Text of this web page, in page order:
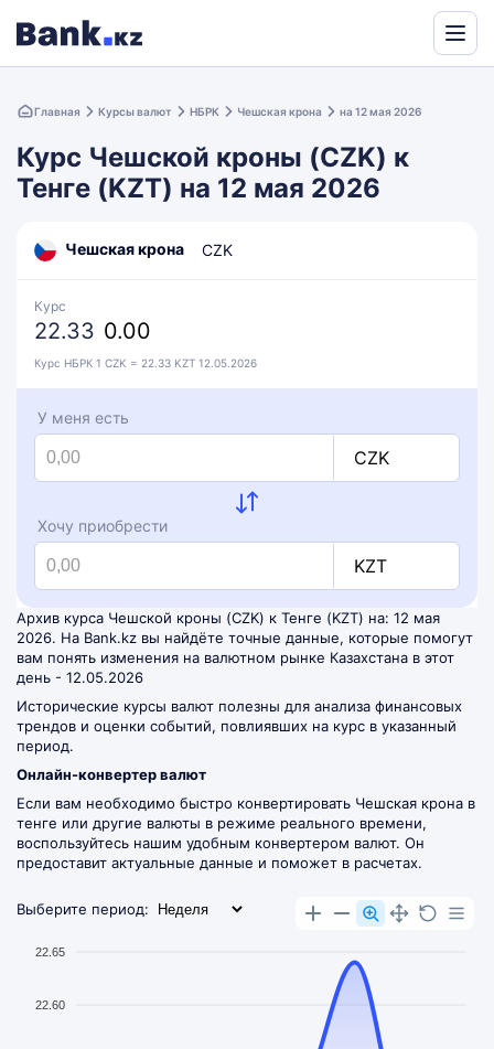
Translate
Главная Курсы валют НБРК Чешская крона на 12 мая 2026
Курс Чешской кроны (CZK) к
Тенге (KZT) на 12 мая 2026
Чешская крона CZK
Курс
22.33 0.00
Курс НБРК 1 CZK = 22.33 KZT 12.05.2026
У меня есть
CZK
Хочу приобрести
KZT
Архив курса Чешской кроны (CZK) к Тенге (KZT) на: 12 мая
2026. На Bank.kz вы найдёте точные данные, которые помогут
вам понять изменения на валютном рынке Казахстана в этот
день - 12.05.2026
Исторические курсы валют полезны для анализа финансовых
трендов и оценки событий, повлиявших на курс в указанный
период.
Онлайн-конвертер валют
Если вам необходимо быстро конвертировать Чешская крона в
тенге или другие валюты в режиме реального времени,
воспользуйтесь нашим удобным конвертером валют. Он
предоставит актуальные данные и поможет в расчетах.
Выберите период:
22.65
22.60